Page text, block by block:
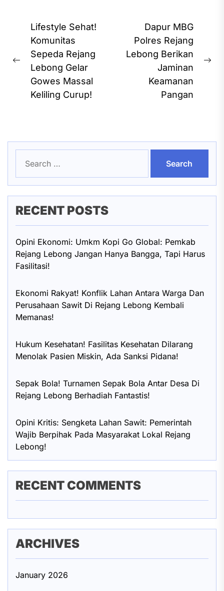
Post
navigation
Previous
post:
Lifestyle Sehat!
Komunitas
Sepeda Rejang
Lebong Gelar
Gowes Massal
Keliling Curup!
Dapur MBG
Polres Rejang
Lebong Berikan
Jaminan
Keamanan
Pangan
for:
RECENT POSTS
Opini Ekonomi: Umkm Kopi Go Global: Pemkab
Rejang Lebong Jangan Hanya Bangga, Tapi Harus
Fasilitasi!
Ekonomi Rakyat! Konflik Lahan Antara Warga Dan
Perusahaan Sawit Di Rejang Lebong Kembali
Memanas!
Hukum Kesehatan! Fasilitas Kesehatan Dilarang
Menolak Pasien Miskin, Ada Sanksi Pidana!
Sepak Bola! Turnamen Sepak Bola Antar Desa Di
Rejang Lebong Berhadiah Fantastis!
Opini Kritis: Sengketa Lahan Sawit: Pemerintah
Wajib Berpihak Pada Masyarakat Lokal Rejang
Lebong!
RECENT COMMENTS
ARCHIVES
January 2026